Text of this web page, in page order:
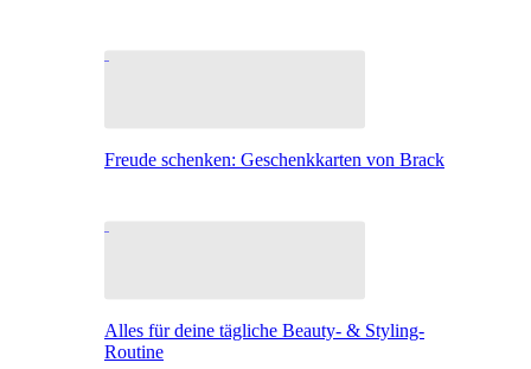
Freude schenken: Geschenkkarten von Brack
Alles für deine tägliche Beauty- & Styling-
Routine